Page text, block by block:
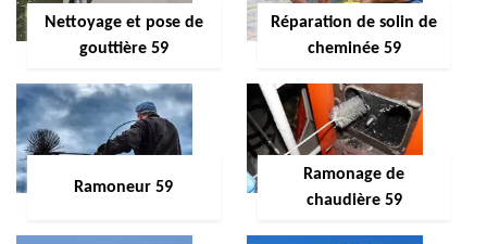
Nettoyage et pose de
gouttière 59
Réparation de solin de
cheminée 59
Ramoneur 59
Ramonage de
chaudière 59